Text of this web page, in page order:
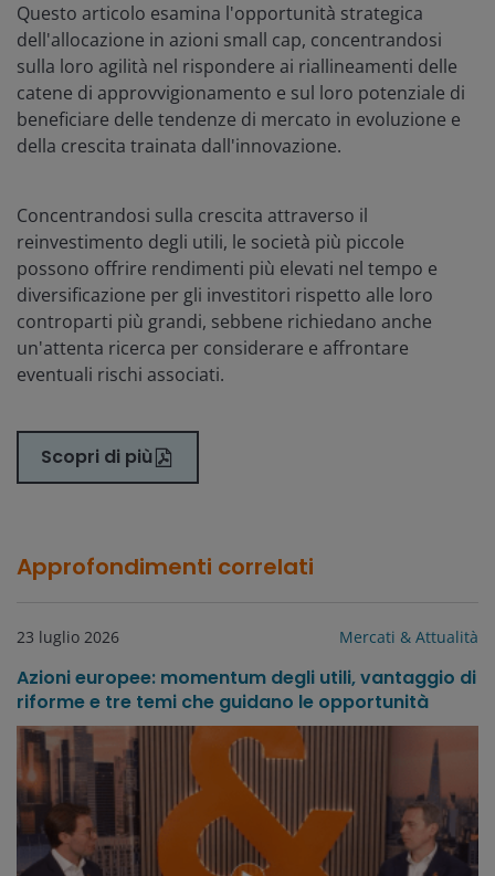
Questo articolo esamina l'opportunità strategica
dell'allocazione in azioni small cap, concentrandosi
sulla loro agilità nel rispondere ai riallineamenti delle
catene di approvvigionamento e sul loro potenziale di
beneficiare delle tendenze di mercato in evoluzione e
della crescita trainata dall'innovazione.
Concentrandosi sulla crescita attraverso il
reinvestimento degli utili, le società più piccole
possono offrire rendimenti più elevati nel tempo e
diversificazione per gli investitori rispetto alle loro
controparti più grandi, sebbene richiedano anche
un'attenta ricerca per considerare e affrontare
eventuali rischi associati.
Scopri di più
Approfondimenti correlati
23 luglio 2026 Mercati & Attualità
Azioni europee: momentum degli utili, vantaggio di
riforme e tre temi che guidano le opportunità